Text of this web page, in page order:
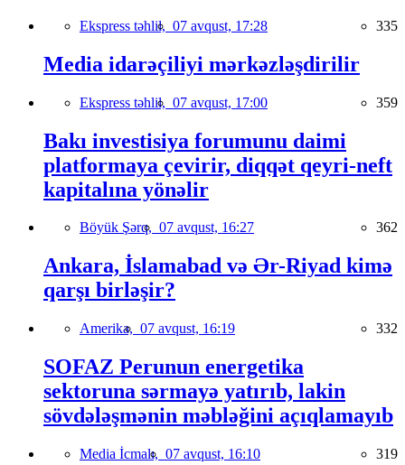
Ekspress təhlil, 07 avqust, 17:28 335
Media idarəçiliyi mərkəzləşdirilir
Ekspress təhlil, 07 avqust, 17:00 359
Bakı investisiya forumunu daimi
platformaya çevirir, diqqət qeyri-neft
kapitalına yönəlir
Böyük Şərq, 07 avqust, 16:27 362
Ankara, İslamabad və Ər-Riyad kimə
qarşı birləşir?
Amerika, 07 avqust, 16:19 332
SOFAZ Perunun energetika
sektoruna sərmayə yatırıb, lakin
sövdələşmənin məbləğini açıqlamayıb
Media İcmalı, 07 avqust, 16:10 319